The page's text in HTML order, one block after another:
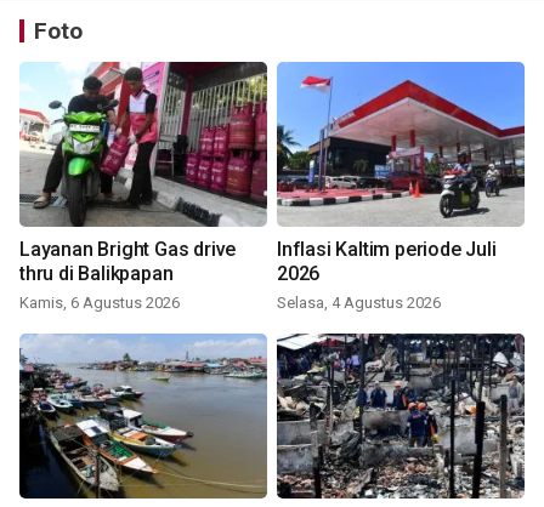
Foto
Layanan Bright Gas drive
thru di Balikpapan
Kamis, 6 Agustus 2026
Inflasi Kaltim periode Juli
2026
Selasa, 4 Agustus 2026